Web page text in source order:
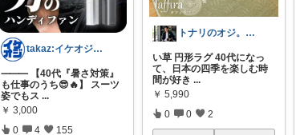
takaz:イケオジをめざすサラリーマン
⸻ 【40代『暑さ対策』
も仕事のうち😎🔥】 スーツ
姿でもス ...
￥ 3,000
0 4 155
トナリのオジ。 40代からのイケオジ計画
い草 円形ラグ 40代になっ
て、日本の四季を楽しむ時
間が好き ...
￥ 5,990
0 0 2